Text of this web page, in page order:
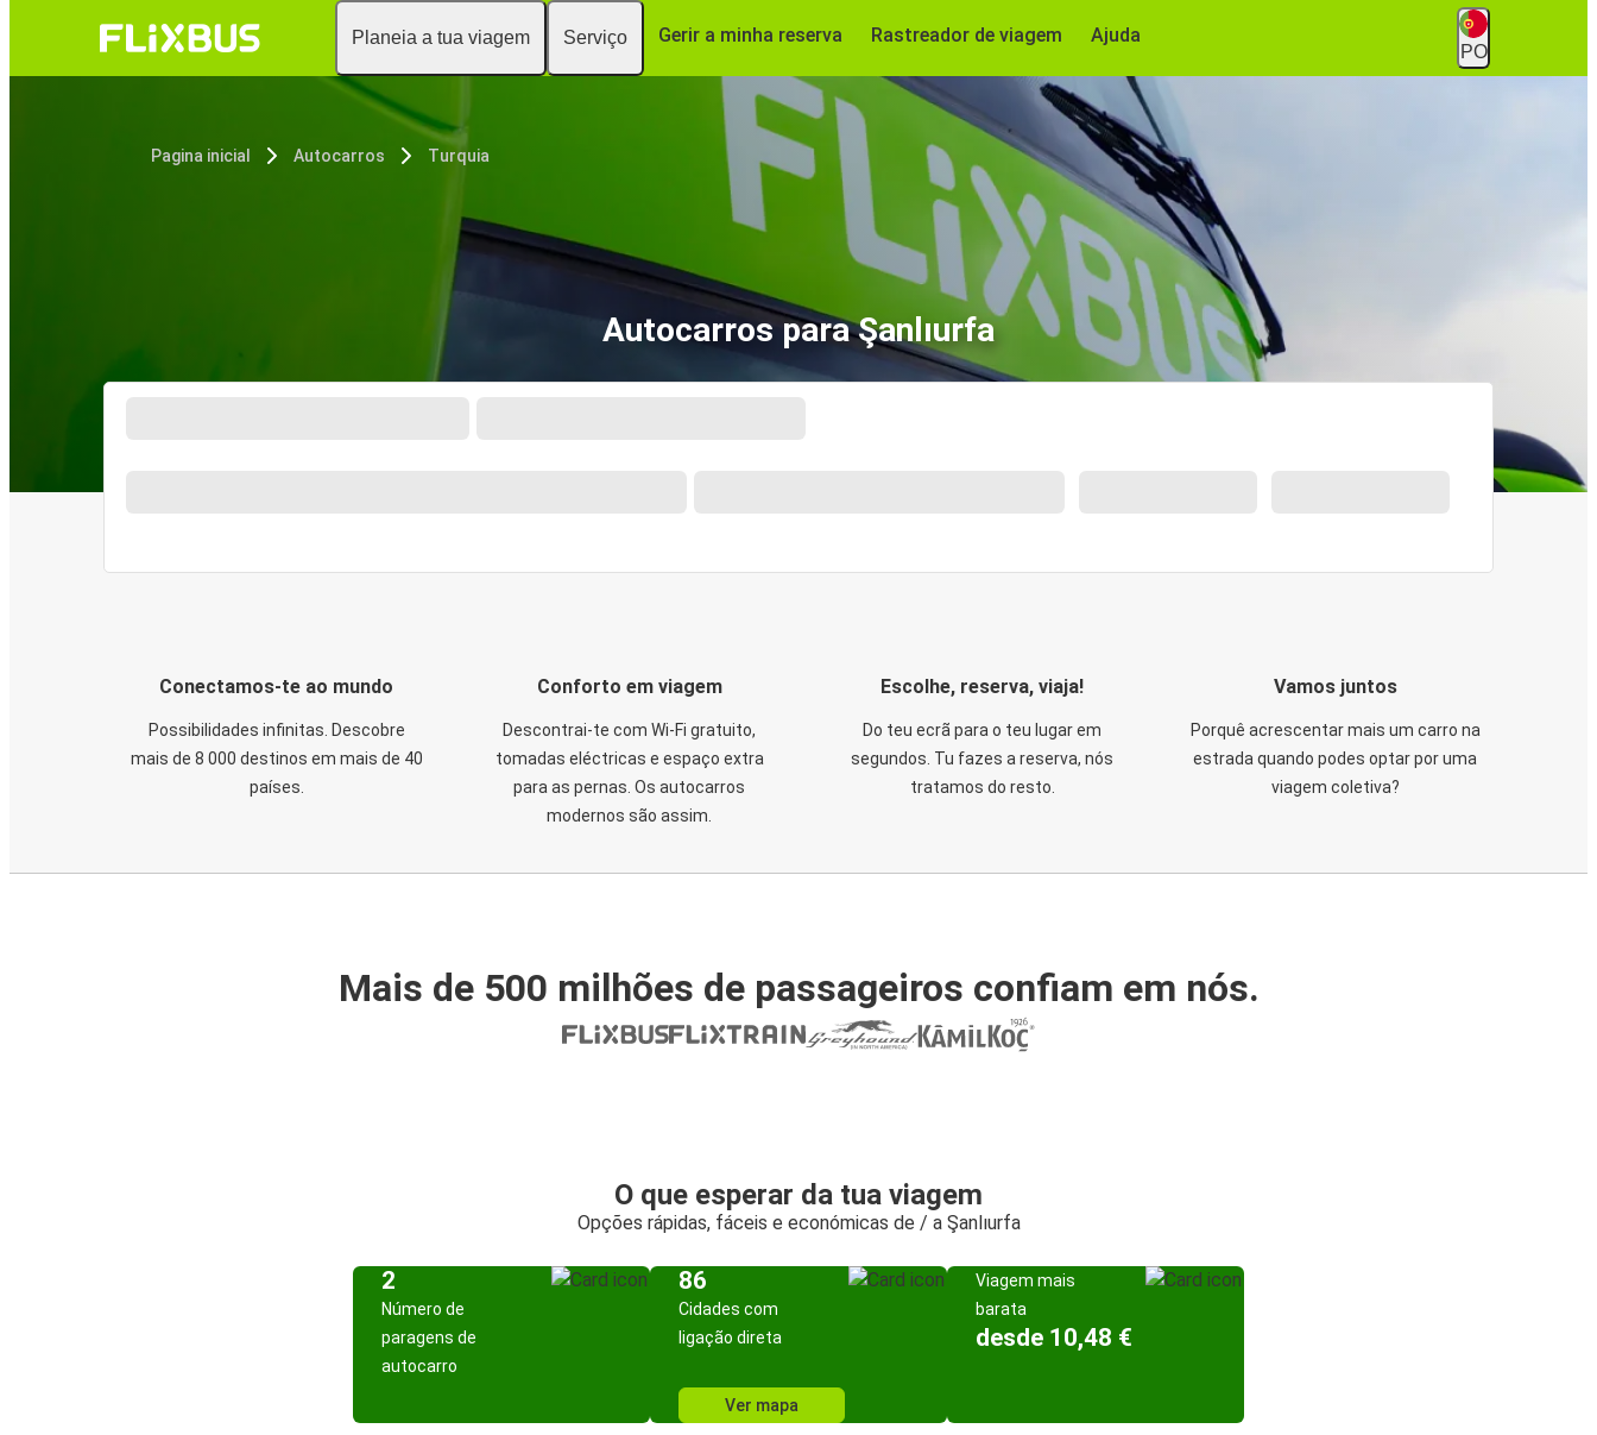
Planeia a tua viagem Serviço Gerir a minha reserva Rastreador de viagem Ajuda
PO
Pagina inicial Autocarros Turquia
Autocarros para Şanlıurfa
Conectamos-te ao mundo
Possibilidades infinitas. Descobre
mais de 8 000 destinos em mais de 40
países.
Conforto em viagem
Descontrai-te com Wi-Fi gratuito,
tomadas eléctricas e espaço extra
para as pernas. Os autocarros
modernos são assim.
Escolhe, reserva, viaja!
Do teu ecrã para o teu lugar em
segundos. Tu fazes a reserva, nós
tratamos do resto.
Vamos juntos
Porquê acrescentar mais um carro na
estrada quando podes optar por uma
viagem coletiva?
Mais de 500 milhões de passageiros confiam em nós.
O que esperar da tua viagem
Opções rápidas, fáceis e económicas de / a Şanlıurfa
2
Número de
paragens de
autocarro
86
Cidades com
ligação direta
Ver mapa
Viagem mais
barata
desde 10,48 €